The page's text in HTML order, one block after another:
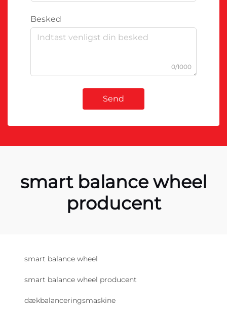
Besked
0/1000
Send
smart balance wheel
producent
smart balance wheel
smart balance wheel producent
dækbalanceringsmaskine